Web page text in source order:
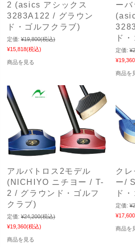
2 (asics アシックス
3283A122 / グラウン
ド・ゴルフクラブ)
定価: ¥19,800(税込)
¥15,818(税込)
商品を見る
ー
ド
定価:
¥19,360
商品を
アルバトロス2モデル
(NICHIYO ニチヨー / T-
2 / グラウンド・ゴルフ
クラブ)
定価: ¥24,200(税込)
¥19,360(税込)
商品を見る
ク
ー/
ド
定価:
¥17,600
商品を